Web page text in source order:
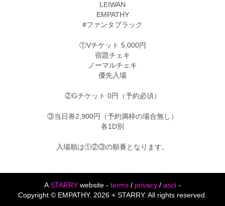
LEIWAN
EMPATHY
#ファンタブラック
①Vチケット 5,000円
宿題チェキ
ノーマルチェキ
優先入場
②Gチケット 0円（予約必須）
③当日券2,900円（予約満枠の場合無し）
各1D別
入場順は①②③の順番となります。
投
ASTARRY website - terms / privacy / asct -
Copyright © EMPATHY. 2026 + STARRY. All rights reserved.